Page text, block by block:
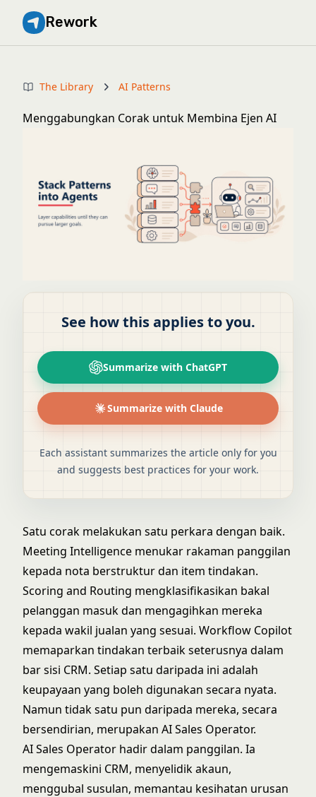
Rework
The Library AI Patterns
Menggabungkan Corak untuk Membina Ejen AI
See how this applies to you.
Summarize with ChatGPT
Summarize with Claude
Each assistant summarizes the article only for you
and suggests best practices for your work.
Satu corak melakukan satu perkara dengan baik.
Meeting Intelligence menukar rakaman panggilan
kepada nota berstruktur dan item tindakan.
Scoring and Routing mengklasifikasikan bakal
pelanggan masuk dan mengagihkan mereka
kepada wakil jualan yang sesuai. Workflow Copilot
memaparkan tindakan terbaik seterusnya dalam
bar sisi CRM. Setiap satu daripada ini adalah
keupayaan yang boleh digunakan secara nyata.
Namun tidak satu pun daripada mereka, secara
bersendirian, merupakan AI Sales Operator.
AI Sales Operator hadir dalam panggilan. Ia
mengemaskini CRM, menyelidik akaun,
menggubal susulan, memantau kesihatan urusan